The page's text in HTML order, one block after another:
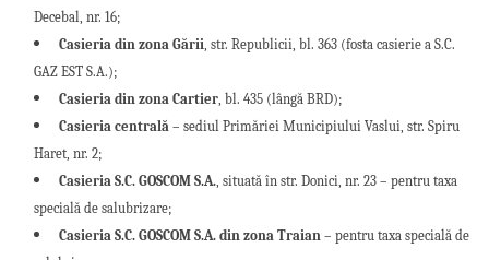
Decebal, nr. 16;
Casieria din zona Gării, str. Republicii, bl. 363 (fosta casierie a S.C.
GAZ EST S.A.);
Casieria din zona Cartier, bl. 435 (lângă BRD);
Casieria centrală – sediul Primăriei Municipiului Vaslui, str. Spiru
Haret, nr. 2;
Casieria S.C. GOSCOM S.A., situată în str. Donici, nr. 23 – pentru taxa
specială de salubrizare;
Casieria S.C. GOSCOM S.A. din zona Traian – pentru taxa specială de